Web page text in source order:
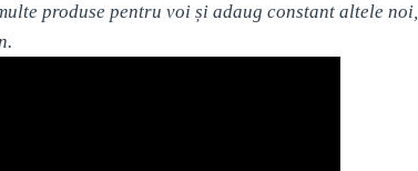
produse pentru voi și adaug constant altele noi,